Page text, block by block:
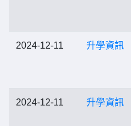
2024-12-11 升學資訊
2024-12-11 升學資訊